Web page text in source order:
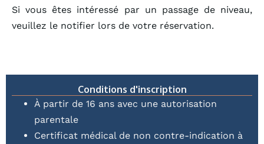
Si vous êtes intéressé par un passage de niveau,
veuillez le notifier lors de votre réservation.​
Conditions d'inscription
À partir de 16 ans avec une autorisation
parentale
Certificat médical de non contre-indication à